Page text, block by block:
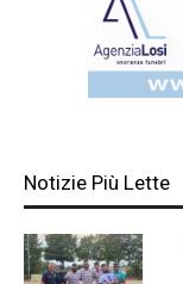
Notizie Più Lette